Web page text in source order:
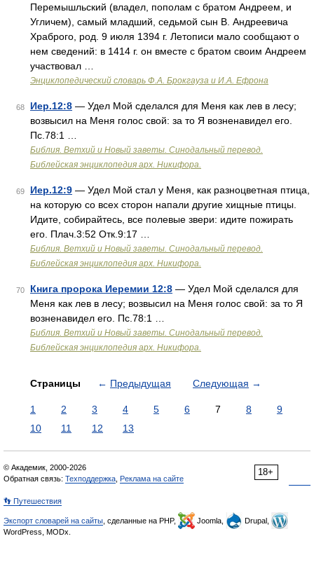
Перемышльский (владел, пополам с братом Андреем, и
Угличем), самый младший, седьмой сын В. Андреевича
Храброго, род. 9 июля 1394 г. Летописи мало сообщают о
нем сведений: в 1414 г. он вместе с братом своим Андреем
участвовал …
Энциклопедический словарь Ф.А. Брокгауза и И.А. Ефрона
68 Иер.12:8 — Удел Мой сделался для Меня как лев в лесу;
возвысил на Меня голос свой: за то Я возненавидел его.
Пс.78:1 …
Библия. Ветхий и Новый заветы. Синодальный перевод.
Библейская энциклопедия арх. Никифора.
69 Иер.12:9 — Удел Мой стал у Меня, как разноцветная птица,
на которую со всех сторон напали другие хищные птицы.
Идите, собирайтесь, все полевые звери: идите пожирать
его. Плач.3:52 Отк.9:17 …
Библия. Ветхий и Новый заветы. Синодальный перевод.
Библейская энциклопедия арх. Никифора.
70 Книга пророка Иеремии 12:8 — Удел Мой сделался для
Меня как лев в лесу; возвысил на Меня голос свой: за то Я
возненавидел его. Пс.78:1 …
Библия. Ветхий и Новый заветы. Синодальный перевод.
Библейская энциклопедия арх. Никифора.
Страницы ← Предыдущая Следующая →
1 2 3 4 5 6 7 8
9
10
11 12 13
18+
© Академик, 2000-2026
Обратная связь: Техподдержка Реклама на сайте
👣 Путешествия
Экспорт словарей на сайты , сделанные на PHP, Joomla,
Drupal,
WordPress, MODx.